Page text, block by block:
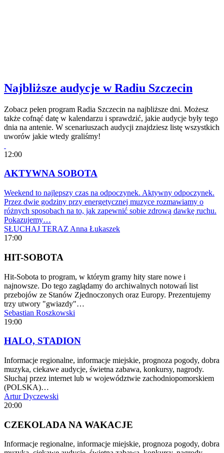
Najbliższe audycje w Radiu Szczecin
Zobacz pełen program Radia Szczecin na najbliższe dni. Możesz
także cofnąć datę w kalendarzu i sprawdzić, jakie audycje były tego
dnia na antenie. W scenariuszach audycji znajdziesz listę wszystkich
uworów jakie wtedy graliśmy!
12:00
AKTYWNA SOBOTA
Weekend to najlepszy czas na odpoczynek. Aktywny odpoczynek.
Przez dwie godziny przy energetycznej muzyce rozmawiamy o
różnych sposobach na to, jak zapewnić sobie zdrową dawkę ruchu.
Pokazujemy…
SŁUCHAJ TERAZ Anna Łukaszek
17:00
HIT-SOBOTA
Hit-Sobota to program, w którym gramy hity stare nowe i
najnowsze. Do tego zaglądamy do archiwalnych notowań list
przebojów ze Stanów Zjednoczonych oraz Europy. Prezentujemy
trzy utwory "gwiazdy"…
Sebastian Roszkowski
19:00
HALO, STADION
Informacje regionalne, informacje miejskie, prognoza pogody, dobra
muzyka, ciekawe audycje, świetna zabawa, konkursy, nagrody.
Słuchaj przez internet lub w województwie zachodniopomorskiem
(POLSKA)…
Artur Dyczewski
20:00
CZEKOLADA NA WAKACJE
Informacje regionalne, informacje miejskie, prognoza pogody, dobra